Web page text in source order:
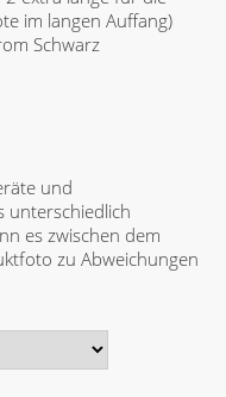
im langen Auffang)
Schwarz
und
unterschiedlich
es zwischen dem
zu Abweichungen